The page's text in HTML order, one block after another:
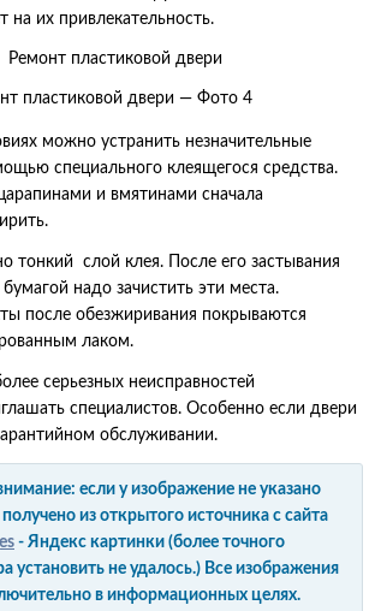
на их привлекательность.
пластиковой двери — Фото 4
можно устранить незначительные
специального клеящегося средства.
и вмятинами сначала
тонкий слой клея. После его застывания
надо зачистить эти места.
после обезжиривания покрываются
лаком.
серьезных неисправностей
специалистов. Особенно если двери
обслуживании.
если у изображение не указано
из открытого источника с сайта
- Яндекс картинки (более точного
установить не удалось.) Все изображения
в информационных целях.